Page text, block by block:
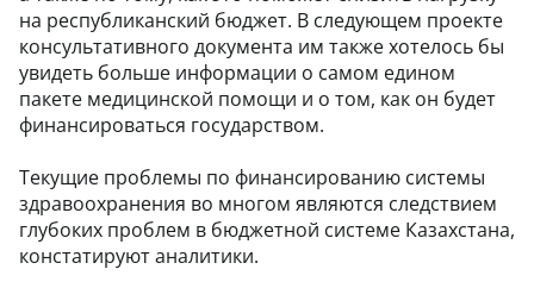
на республиканский бюджет. В следующем проекте
консультативного документа им также хотелось бы
увидеть больше информации о самом едином
пакете медицинской помощи и о том, как он будет
финансироваться государством.
Текущие проблемы по финансированию системы
здравоохранения во многом являются следствием
глубоких проблем в бюджетной системе Казахстана,
констатируют аналитики.